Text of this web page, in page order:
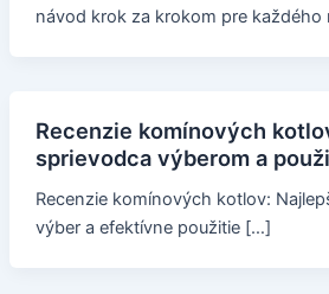
návod krok za krokom pre každého
Recenzie komínových
sprievodca výberom a
Recenzie komínových kotlov:
výber a efektívne použitie […]